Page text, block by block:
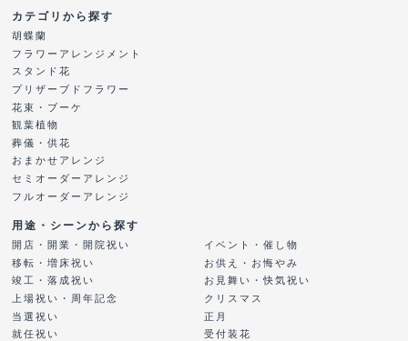
カテゴリから探す
胡蝶蘭
フラワーアレンジメント
スタンド花
プリザーブドフラワー
花束・ブーケ
観葉植物
葬儀・供花
おまかせアレンジ
セミオーダーアレンジ
フルオーダーアレンジ
用途・シーンから探す
開店・開業・開院祝い
移転・増床祝い
竣工・落成祝い
上場祝い・周年記念
当選祝い
就任祝い
イベント・催し物
お供え・お悔やみ
お見舞い・快気祝い
クリスマス
正月
受付装花